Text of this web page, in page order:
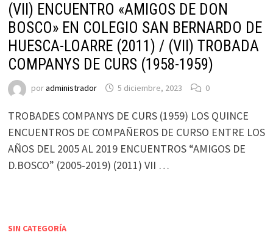
(VII) ENCUENTRO «AMIGOS DE DON
BOSCO» EN COLEGIO SAN BERNARDO DE
HUESCA-LOARRE (2011) / (VII) TROBADA
COMPANYS DE CURS (1958-1959)
poradministrador 5 diciembre, 2023 0
TROBADES COMPANYS DE CURS (1959) LOS QUINCE
ENCUENTROS DE COMPAÑEROS DE CURSO ENTRE LOS
AÑOS DEL 2005 AL 2019 ENCUENTROS “AMIGOS DE
D.BOSCO” (2005-2019) (2011) VII …
SIN CATEGORÍA